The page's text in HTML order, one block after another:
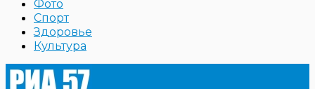
Фото
Спорт
Здоровье
Культура